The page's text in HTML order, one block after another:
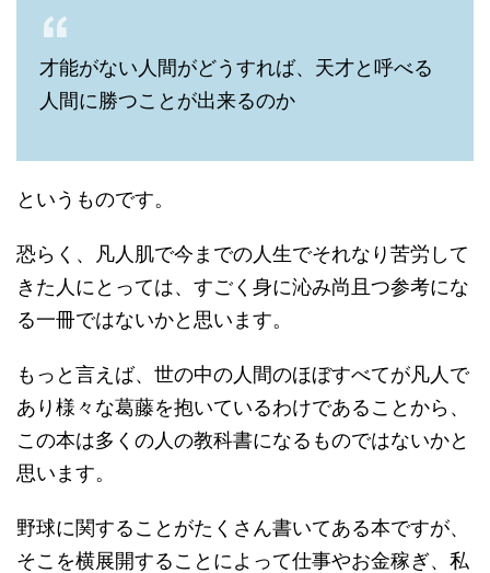
才能がない人間がどうすれば、天才と呼べる
人間に勝つことが出来るのか
というものです。
恐らく、凡人肌で今までの人生でそれなり苦労して
きた人にとっては、すごく身に沁み尚且つ参考にな
る一冊ではないかと思います。
もっと言えば、世の中の人間のほぼすべてが凡人で
あり様々な葛藤を抱いているわけであることから、
この本は多くの人の教科書になるものではないかと
思います。
野球に関することがたくさん書いてある本ですが、
そこを横展開することによって仕事やお金稼ぎ、私